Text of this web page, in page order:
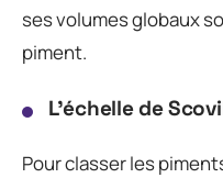
ses volumes globaux
piment.
L’échelle de
Pour classer les